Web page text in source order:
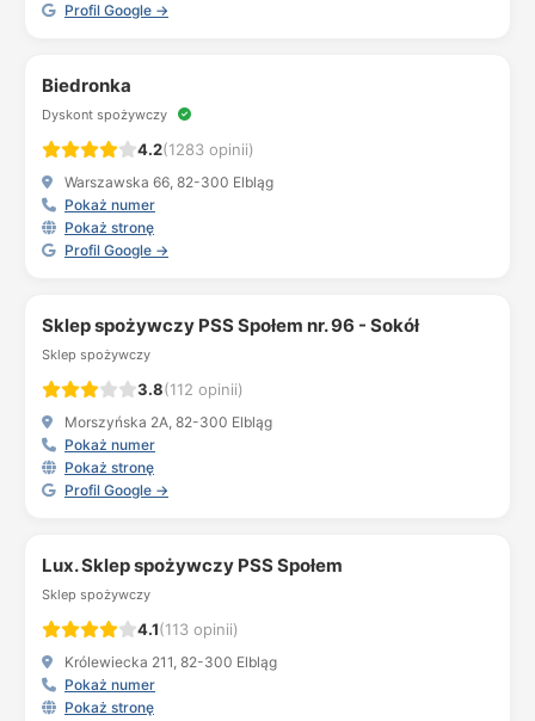
Profil Google →
Biedronka
Dyskont spożywczy
4.2(1283 opinii)
Warszawska 66, 82-300 Elbląg
Pokaż numer
Pokaż stronę
Profil Google →
Sklep spożywczy PSS Społem nr. 96 - Sokół
Sklep spożywczy
3.8(112 opinii)
Morszyńska 2A, 82-300 Elbląg
Pokaż numer
Pokaż stronę
Profil Google →
Lux. Sklep spożywczy PSS Społem
Sklep spożywczy
4.1(113 opinii)
Królewiecka 211, 82-300 Elbląg
Pokaż numer
Pokaż stronę